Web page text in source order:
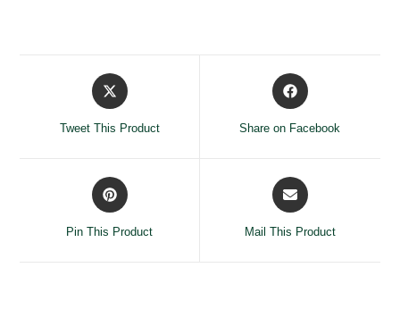
Opens
in
Tweet This Product
Opens
in
Share on Facebook
Opens
in
Pin This Product
Opens
in
Mail This Product